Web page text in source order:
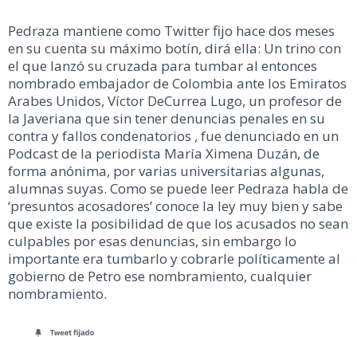
Pedraza mantiene como Twitter fijo hace dos meses
en su cuenta su máximo botín, dirá ella: Un trino con
el que lanzó su cruzada para tumbar al entonces
nombrado embajador de Colombia ante los Emiratos
Arabes Unidos, Víctor DeCurrea Lugo, un profesor de
la Javeriana que sin tener denuncias penales en su
contra y fallos condenatorios , fue denunciado en un
Podcast de la periodista María Ximena Duzán, de
forma anónima, por varias universitarias algunas,
alumnas suyas. Como se puede leer Pedraza habla de
‘presuntos acosadores’ conoce la ley muy bien y sabe
que existe la posibilidad de que los acusados no sean
culpables por esas denuncias, sin embargo lo
importante era tumbarlo y cobrarle políticamente al
gobierno de Petro ese nombramiento, cualquier
nombramiento.